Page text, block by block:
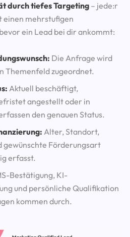
durch tiefes Targeting – jede:r
einen mehrstufigen
ein Lead bei dir ankommt:
Die Anfrage wird
Themenfeld zugeordnet.
Aktuell beschäftigt,
angestellt oder in
den genauen Status.
Alter, Standort,
gewünschte Förderungsart
erfasst.
Bestätigung, KI-
und persönliche Qualifikation
kommen durch.